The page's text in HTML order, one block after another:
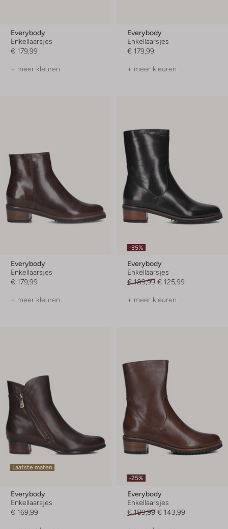
Everybody
Enkellaarsjes
€ 179,99
+ meer kleuren
Everybody
Enkellaarsjes
€ 179,99
+ meer kleuren
Everybody
Enkellaarsjes
€ 179,99
+ meer kleuren
-35%
Everybody
Enkellaarsjes
€ 189,99 € 125,99
+ meer kleuren
Laatste maten
Everybody
Enkellaarsjes
€ 169,99
-25%
Everybody
Enkellaarsjes
€ 189,99 € 143,99